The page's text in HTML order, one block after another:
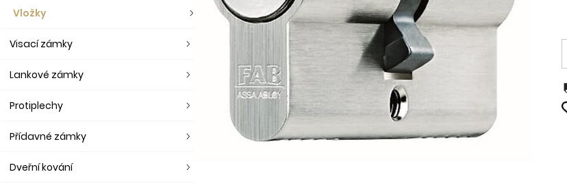
Vložky
Visací zámky
Lankové zámky
Protiplechy
Přídavné zámky
Dveřní kování